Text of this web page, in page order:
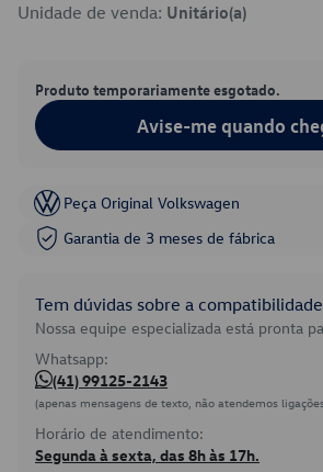
Unidade de venda: Unitário(a)
Produto temporariamente esgotado.
Avise-me quando
Peça Original Volkswagen
Garantia de 3 meses de fábrica
Tem dúvidas sobre a
Nossa equipe especializada está pronta
Whatsapp:
(41) 99125-2143
(apenas mensagens de texto, não atendemos
Horário de atendimento:
Segunda à sexta, das 8h às 17h.